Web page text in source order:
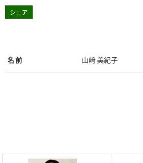
シニア
名前 山﨑 美紀子